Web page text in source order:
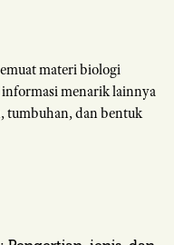
materi biologi
menarik lainnya
tumbuhan, dan bentuk